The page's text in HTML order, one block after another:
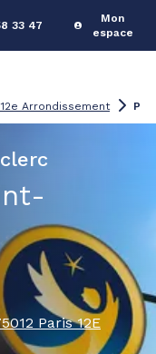
33 47
Mon
espace
12e Arrondissement
Paris 12E